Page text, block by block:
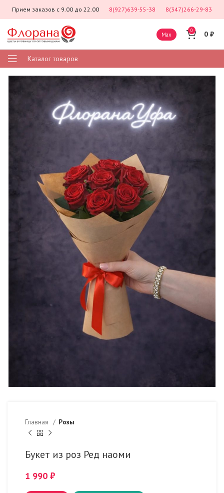
Прием заказов с 9.00 до 22.00 8(927)639-55-38 8(347)266-29-83
Max
0 0 ₽
Каталог товаров
Главная Розы
Букет из роз Ред наоми
1 990 ₽